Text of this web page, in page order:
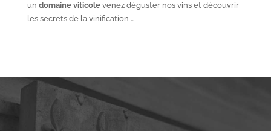
un domaine viticolevenez déguster nos vins et découvrir
les secrets de la vinification …